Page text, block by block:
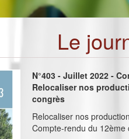
Le
N°403 - Juillet 2022 -
Relocaliser nos
congrès
Relocaliser nos
Compte-rendu du